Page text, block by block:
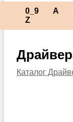
0_9 A
Z
Каталог